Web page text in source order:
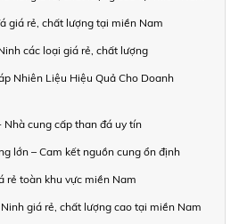
giá rẻ, chất lượng tại miền Nam
các loại giá rẻ, chất lượng
Nhiên Liệu Hiệu Quả Cho Doanh
cung cấp than đá uy tín
lớn – Cam kết nguồn cung ổn định
rẻ toàn khu vực miền Nam
giá rẻ, chất lượng cao tại miền Nam